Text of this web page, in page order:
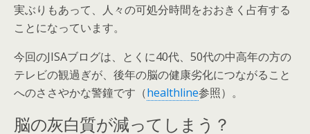
実ぶりもあって、人々の可処分時間をおおきく占有する
ことになっています。
今回のJISAブログは、とくに40代、50代の中高年の方の
テレビの観過ぎが、後年の脳の健康劣化につながること
へのささやかな警鐘です（healthline参照）。
脳の灰白質が減ってしまう？